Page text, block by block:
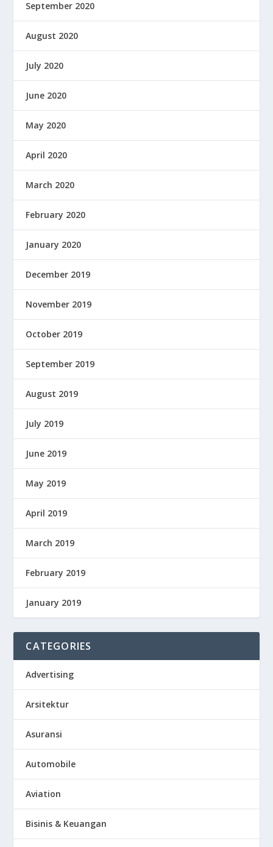
September 2020
August 2020
July 2020
June 2020
May 2020
April 2020
March 2020
February 2020
January 2020
December 2019
November 2019
October 2019
September 2019
August 2019
July 2019
June 2019
May 2019
April 2019
March 2019
February 2019
January 2019
CATEGORIES
Advertising
Arsitektur
Asuransi
Automobile
Aviation
Bisinis & Keuangan